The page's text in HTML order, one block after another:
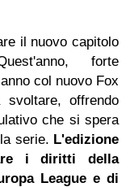
il nuovo capitolo
forte
col nuovo Fox
svoltare, offrendo
che si spera
serie. L'edizione
i diritti della
Leaguee di